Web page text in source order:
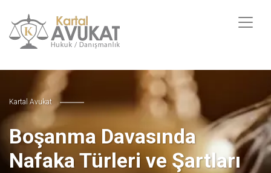
Kartal Avukat
Boşanma Davasında
Nafaka Türleri ve Şartları